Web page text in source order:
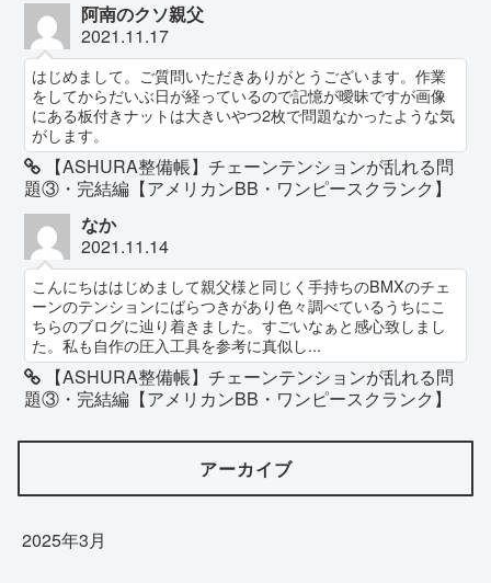
阿南のクソ親父
2021.11.17
はじめまして。ご質問いただきありがとうございます。作業
をしてからだいぶ日が経っているので記憶が曖昧ですが画像
にある板付きナットは大きいやつ2枚で問題なかったような気
がします。
【ASHURA整備帳】チェーンテンションが乱れる問
題③・完結編【アメリカンBB・ワンピースクランク】
なか
2021.11.14
こんにちははじめまして親父様と同じく手持ちのBMXのチェ
ーンのテンションにばらつきがあり色々調べているうちにこ
ちらのブログに辿り着きました。すごいなぁと感心致しまし
た。私も自作の圧入工具を参考に真似し...
【ASHURA整備帳】チェーンテンションが乱れる問
題③・完結編【アメリカンBB・ワンピースクランク】
アーカイブ
2025年3月